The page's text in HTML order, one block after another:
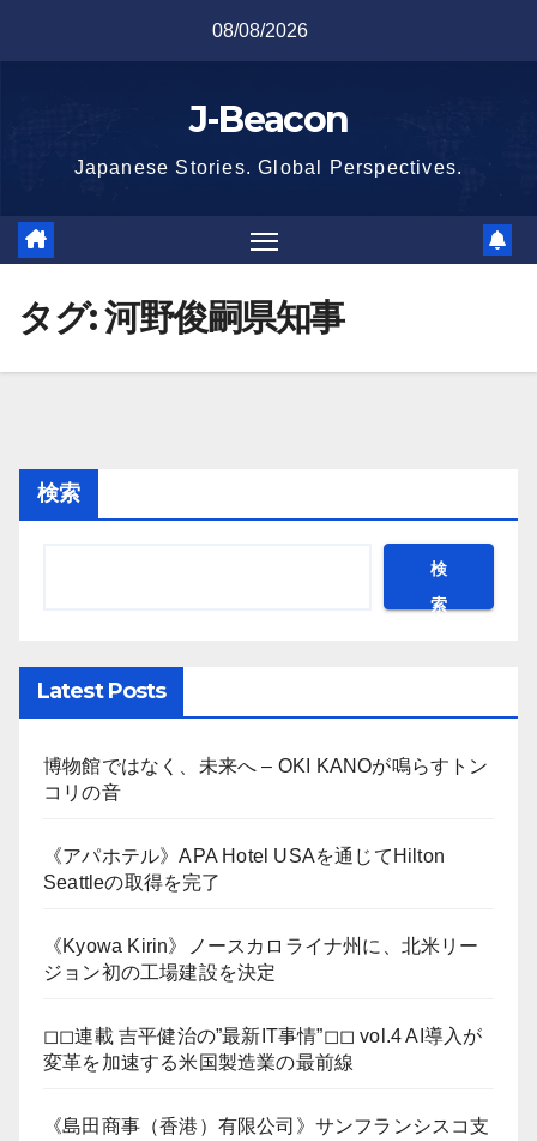
08/08/2026
J-Beacon
Japanese Stories. Global Perspectives.
タグ:河野俊嗣県知事
検索
検
索
Latest Posts
博物館ではなく、未来へ – OKI KANOが鳴らすトン
コリの音
《アパホテル》APA Hotel USAを通じてHilton
Seattleの取得を完了
《Kyowa Kirin》ノースカロライナ州に、北米リー
ジョン初の工場建設を決定
◻︎◻︎連載 吉平健治の”最新IT事情”◻︎◻︎ vol.4 AI導入が
変革を加速する米国製造業の最前線
《島田商事（香港）有限公司》サンフランシスコ支